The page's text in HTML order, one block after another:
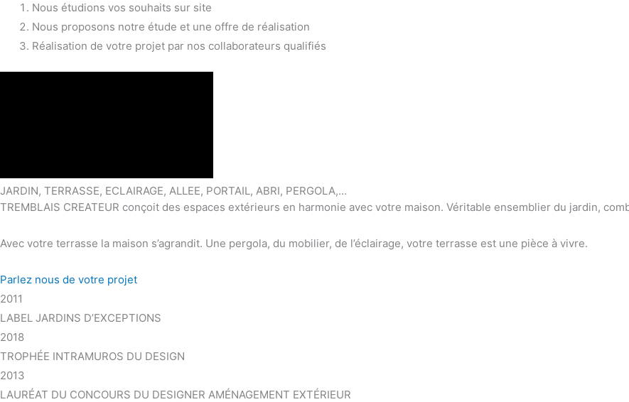
Nous étudions vos souhaits sur site
Nous proposons notre étude et une offre de réalisation
Réalisation de votre projet par nos collaborateurs qualifiés
JARDIN, TERRASSE, ECLAIRAGE, ALLEE, PORTAIL, ABRI, PERGOLA,…
TREMBLAIS CREATEUR conçoit des espaces extérieurs en harmonie avec votre maison. Véritable ensemblier du jardin,
Avec votre terrasse la maison s’agrandit. Une pergola, du mobilier, de l’éclairage, votre terrasse est une pièce à vivre.
Parlez nous de votre projet
2011
LABEL JARDINS D’EXCEPTIONS
2018
TROPHÉE INTRAMUROS DU DESIGN
2013
LAURÉAT DU CONCOURS DU DESIGNER AMÉNAGEMENT EXTÉRIEUR